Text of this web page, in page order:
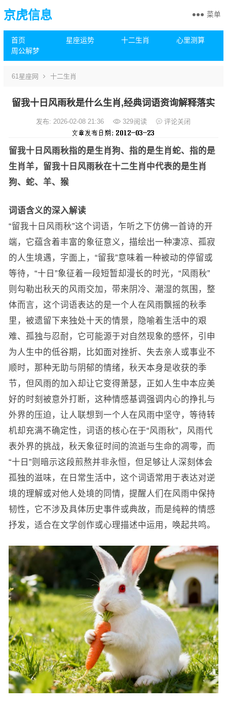
京虎信息
首页 星座运势 十二生肖
心里测算
周公解梦
菜单
61星座网 十二生肖
留我十日风雨秋是什么生肖,经典词语资询解释落实
发布: 2026-02-08 21:36 329阅读 评论关闭
留我十日风雨秋指的是生肖狗、指的是生肖蛇、指的是
生肖羊，留我十日风雨秋在十二生肖中代表的是生肖
狗、蛇、羊、猴
词语含义的深入解读
“留我十日风雨秋”这个词语，乍听之下仿佛一首诗的开
端，它蕴含着丰富的象征意义，描绘出一种凄凉、孤寂
的人生境遇，字面上，“留我”意味着一种被动的停留或
等待，“十日”象征着一段短暂却漫长的时光，“风雨秋”
则勾勒出秋天的风雨交加，带来阴冷、潮湿的氛围，整
体而言，这个词语表达的是一个人在风雨飘摇的秋季
里，被遗留下来独处十天的情景，隐喻着生活中的艰
难、孤独与忍耐，它可能源于对自然现象的感怀，引申
为人生中的低谷期，比如面对挫折、失去亲人或事业不
顺时，那种无助与阴郁的情绪，秋天本身是收获的季
节，但风雨的加入却让它变得萧瑟，正如人生中本应美
好的时刻被意外打断，这种情感基调强调内心的挣扎与
外界的压迫，让人联想到一个人在风雨中坚守，等待转
机却充满不确定性，词语的核心在于“风雨秋”，风雨代
表外界的挑战，秋天象征时间的流逝与生命的凋零，而
“十日”则暗示这段煎熬并非永恒，但足够让人深刻体会
孤独的滋味，在日常生活中，这个词语常用于表达对逆
境的理解或对他人处境的同情，提醒人们在风雨中保持
韧性，它不涉及具体历史事件或典故，而是纯粹的情感
抒发，适合在文学创作或心理描述中运用，唤起共鸣。